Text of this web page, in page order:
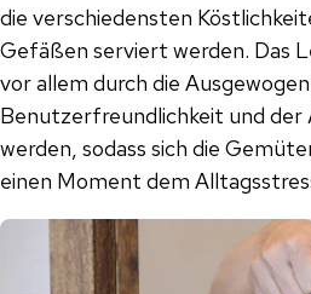
die verschiedensten
Gefäßen serviert werden. Das
vor allem durch die
Benutzerfreundlichkeit und
werden, sodass sich die
einen Moment dem